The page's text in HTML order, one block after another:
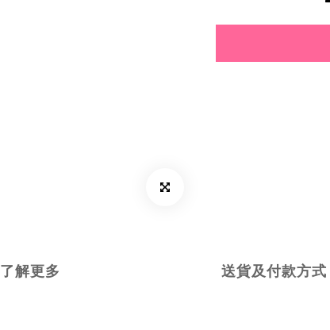
了解更多 送貨及付款方式